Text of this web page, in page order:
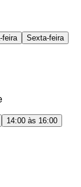
feira
Sexta-feira
14:00 às 16:00